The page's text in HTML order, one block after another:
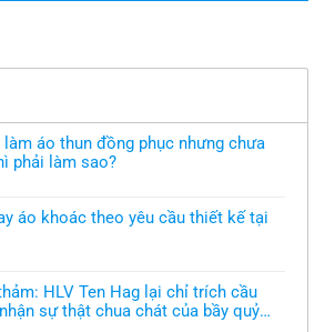
áo thun đồng phục nhưng chưa
phải làm sao?
áo khoác theo yêu cầu thiết kế tại
HLV Ten Hag lại chỉ trích cầu
sự thật chua chát của bầy quỷ